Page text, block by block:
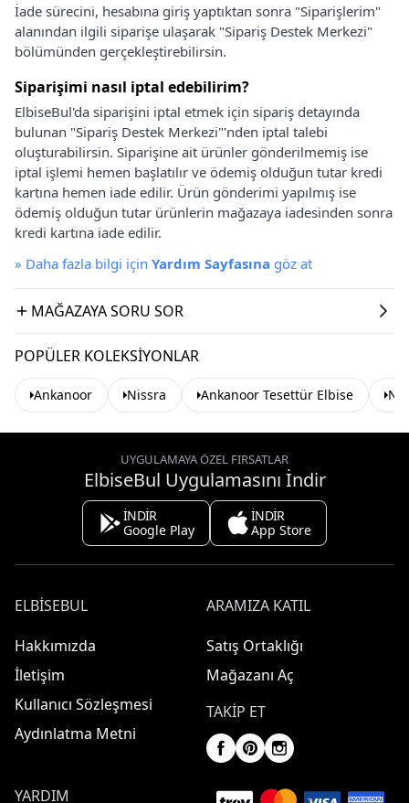
İade sürecini, hesabına giriş yaptıktan sonra "Siparişlerim"
alanından ilgili siparişe ulaşarak "Sipariş Destek Merkezi"
bölümünden gerçekleştirebilirsin.
Siparişimi nasıl iptal edebilirim?
ElbiseBul'da siparişini iptal etmek için sipariş detayında
bulunan "Sipariş Destek Merkezi"'nden iptal talebi
oluşturabilirsin. Siparişine ait ürünler gönderilmemiş ise
iptal işlemi hemen başlatılır ve ödemiş olduğun tutar kredi
kartına hemen iade edilir. Ürün gönderimi yapılmış ise
ödemiş olduğun tutar ürünlerin mağazaya iadesinden sonra
kredi kartına iade edilir.
» Daha fazla bilgi için Yardım Sayfasına göz at
MAĞAZAYA SORU SOR
POPÜLER KOLEKSIYONLAR
Ankanoor Nissra Ankanoor Tesettür Elbise
UYGULAMAYA ÖZEL FIRSATLAR
ElbiseBul Uygulamasını İndir
İNDİR
Google Play
İNDİR
App Store
ELBISEBUL
Hakkımızda
İletişim
Kullanıcı Sözleşmesi
Aydınlatma Metni
ARAMIZA KATIL
Satış Ortaklığı
Mağazanı Aç
TAKIP ET
YARDIM